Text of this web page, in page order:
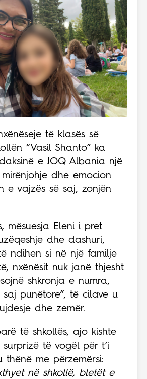
të klasës së
“Vasil Shanto” ka
e JOQ Albania një
dhe emocion
e vajzës së saj, zonjën
mësuesja Eleni i pret
dhe dashuri,
ndihen si në një familje
nxënësit nuk janë thjesht
shkronja e numra,
saj punëtore”, të cilave u
dhe zemër.
të shkollës, ajo kishte
të vogël për t’i
thënë me përzemërsi:
në shkollë, bletët e